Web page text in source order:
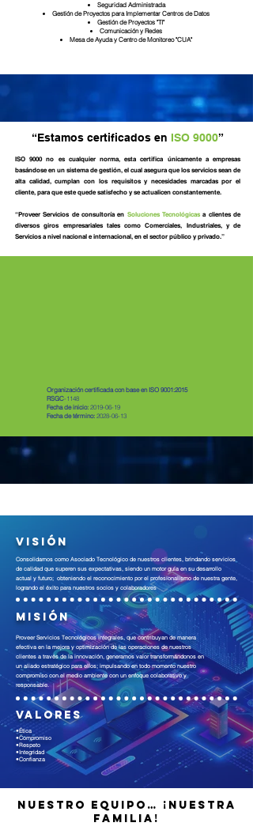
Seguridad Administrada
Gestión de Proyectos para Implementar Centros de Datos
Gestión de Proyectos "TI"
Comunicación y Redes
Mesa de Ayuda y Centro de Monitoreo "CUA"
“Estamos certificados en ISO 9000”
ISO 9000 no es cualquier norma, esta certifica únicamente a empresas
basándose en un sistema de gestión, el cual asegura que los servicios sean de
alta calidad, cumplan con los requisitos y necesidades marcadas por el
cliente, para que este quede satisfecho y se actualicen constantemente.
“Proveer Servicios de consultoría en Soluciones Tecnológicas a clientes de
diversos giros empresariales tales como Comerciales, Industriales, y de
Servicios a nivel nacional e internacional, en el sector público y privado.”
Organización certificada con base en ISO 9001:2015
RSGC-1148
Fecha de inicio: 2019-06-19
Fecha de término: 2028-06-13
Visión
Consolidarnos como Asociado Tecnológico de nuestros clientes, brindando servicios
de calidad que superen sus expectativas, siendo un motor guía en su desarrollo
actual y futuro; obteniendo el reconocimiento por el profesionalismo de nuestra gente,
logrando el éxito para nuestros socios y colaboradores
Misión
Proveer Servicios Tecnológicos integrales, que contribuyan de manera
efectiva en la mejora y optimización de las operaciones de nuestros
clientes a través de la innovación, generamos valor transformándonos en
un aliado estratégico para ellos; impulsando en todo momento nuestro
compromiso con el medio ambiente con un enfoque colaborativo y
responsable.
Valores
•Ética
•Compromiso
•Respeto
•Integridad
•Confianza
Nuestro equipo… ¡Nuestra
familia!